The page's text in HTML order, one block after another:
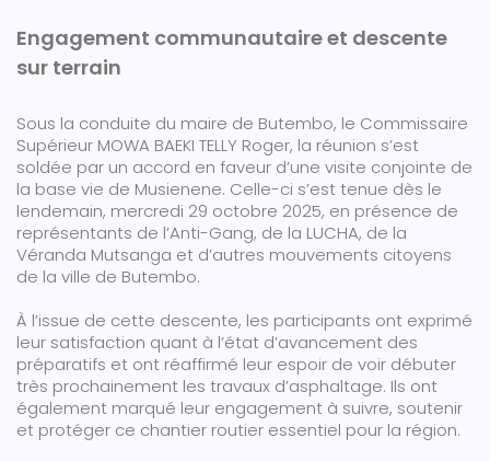
Engagement communautaire et descente
sur terrain
Sous la conduite du maire de Butembo, le Commissaire
Supérieur MOWA BAEKI TELLY Roger, la réunion s’est
soldée par un accord en faveur d’une visite conjointe de
la base vie de Musienene. Celle-ci s’est tenue dès le
lendemain, mercredi 29 octobre 2025, en présence de
représentants de l’Anti-Gang, de la LUCHA, de la
Véranda Mutsanga et d’autres mouvements citoyens
de la ville de Butembo.
À l’issue de cette descente, les participants ont exprimé
leur satisfaction quant à l’état d’avancement des
préparatifs et ont réaffirmé leur espoir de voir débuter
très prochainement les travaux d’asphaltage. Ils ont
également marqué leur engagement à suivre, soutenir
et protéger ce chantier routier essentiel pour la région.